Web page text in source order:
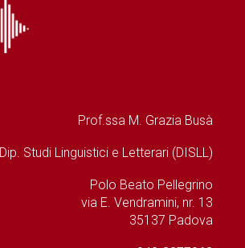
Prof.ssa M. Grazia Busà
Dip. Studi Linguistici e Letterari (DISLL)
Polo Beato Pellegrino
via E. Vendramini, nr. 13
35137 Padova